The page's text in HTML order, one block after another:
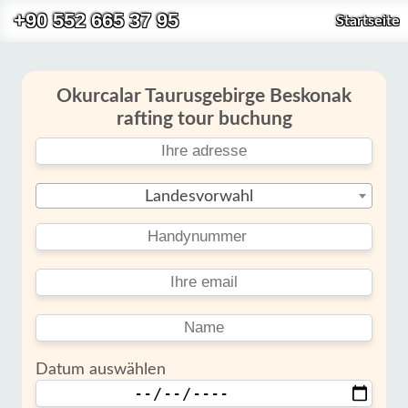
+90 552 665 37 95 Startseite
Okurcalar Taurusgebirge Beskonak
rafting tour buchung
Landesvorwahl
Datum auswählen